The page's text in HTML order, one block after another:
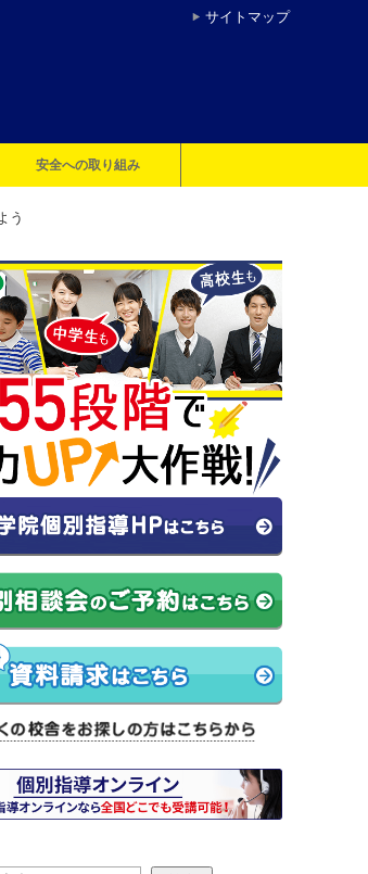
安全への取り組み
う
サイトマップ